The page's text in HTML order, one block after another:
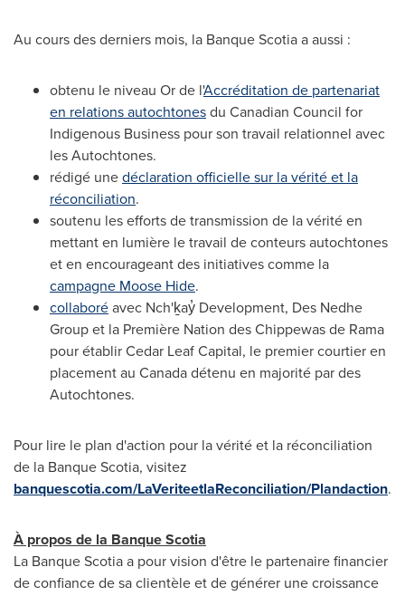
Au cours des derniers mois, la Banque Scotia a aussi :
obtenu le niveau Or de l'Accréditation de partenariat
en relations autochtonesdu Canadian Council for
Indigenous Business pour son travail relationnel avec
les Autochtones.
rédigé unedéclaration officielle sur la vérité et la
réconciliation.
soutenu les efforts de transmission de la vérité en
mettant en lumière le travail de conteurs autochtones
et en encourageant des initiatives comme la
campagne Moose Hide.
collaboréavec Nch'ḵay̓ Development, Des Nedhe
Group et la Première Nation des Chippewas de Rama
pour établir Cedar Leaf Capital, le premier courtier en
placement au Canadadétenu en majorité par des
Autochtones.
Pour lire le plan d'action pour la vérité et la réconciliation
de la Banque Scotia, visitez
banquescotia.com/LaVeriteetlaReconciliation/Plandaction.
À propos de la Banque Scotia
La Banque Scotia a pour vision d'être le partenaire financier
de confiance de sa clientèle et de générer une croissance